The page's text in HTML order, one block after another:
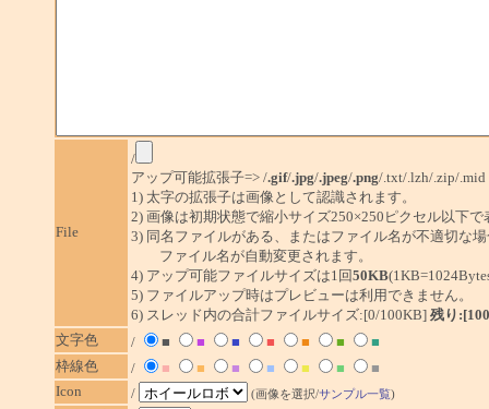
File
/
アップ可能拡張子=> /.gif/.jpg/.jpeg/.png/.txt/.lzh/.zip/.mid
1) 太字の拡張子は画像として認識されます。
2) 画像は初期状態で縮小サイズ250×250ピクセル以下で
3) 同名ファイルがある、またはファイル名が不適切な
ファイル名が自動変更されます。
4) アップ可能ファイルサイズは1回50KB
5) ファイルアップ時はプレビューは利用できません。
6) スレッド内の合計ファイルサイズ:[0/100KB] 残り
文字色
/ ■ ■ ■ ■ ■ ■
■
枠線色
/ ■ ■ ■ ■ ■ ■
■
Icon
/ (画像を選択/サンプル一覧)